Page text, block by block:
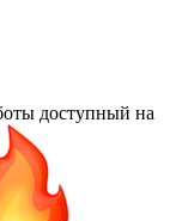
доступный на